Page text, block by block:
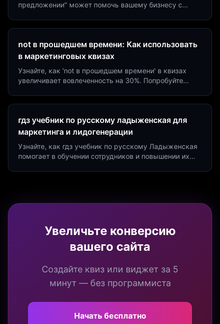
предложении" может помочь вашему бизнесу с
not в прошедшем времени: Как использовать
в маркетинговых квизах
Узнайте, как 'not в прошедшем времени' в квизах
увеличивает вовлеченность на 30%. Попробуйте
гдз учебник по русскому ладыженская для
маркетинга и лидогенерации
Узнайте, как гдз учебник по русскому Ладыженская
помогает в обучении сотрудников и повышении их
Увеличьте конверсию
вашего сайта
Создайте квиз или виджет за 5
минут — без программиста
Начать бесплатно